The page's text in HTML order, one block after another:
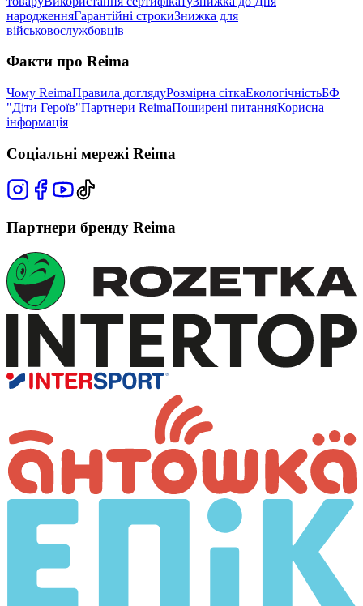
народженняГарантійні строкиЗнижка для
військовослужбовців
Факти про Reima
Чому ReimaПравила доглядуРозмірна сіткаЕкологічністьБФ
"Діти Героїв"Партнери ReimaПоширені питанняКорисна
інформація
Соціальні мережі Reima
Партнери бренду Reima